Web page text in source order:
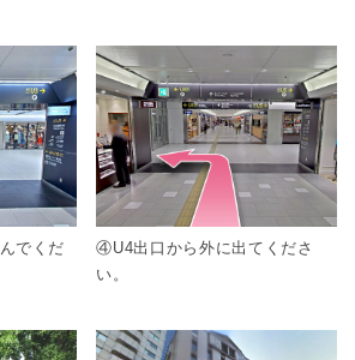
でくだ
④U4出口から外に出てくださ
い。